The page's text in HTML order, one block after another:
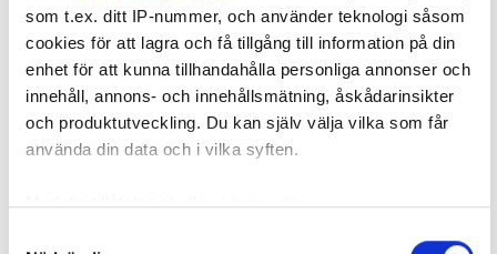
som t.ex. ditt IP-nummer, och använder teknologi såsom
cookies för att lagra och få tillgång till information på din
enhet för att kunna tillhandahålla personliga annonser och
innehåll, annons- och innehållsmätning, åskådarinsikter
och produktutveckling. Du kan själv välja vilka som får
använda din data och i vilka syften.
Med din tillåtelse skulle vi även vilja:
Restate djupt involverade
De utomstående Fanny talar om är ombildningskonsulten
Restate, och andra företag med koppling till dem.
En ombildningskonsult är en sorts hjälp som vanligen
anlitas av bostadsrättföreningar under en
hyresvärden som säljer, och tar fram en ekonomisk plan åt